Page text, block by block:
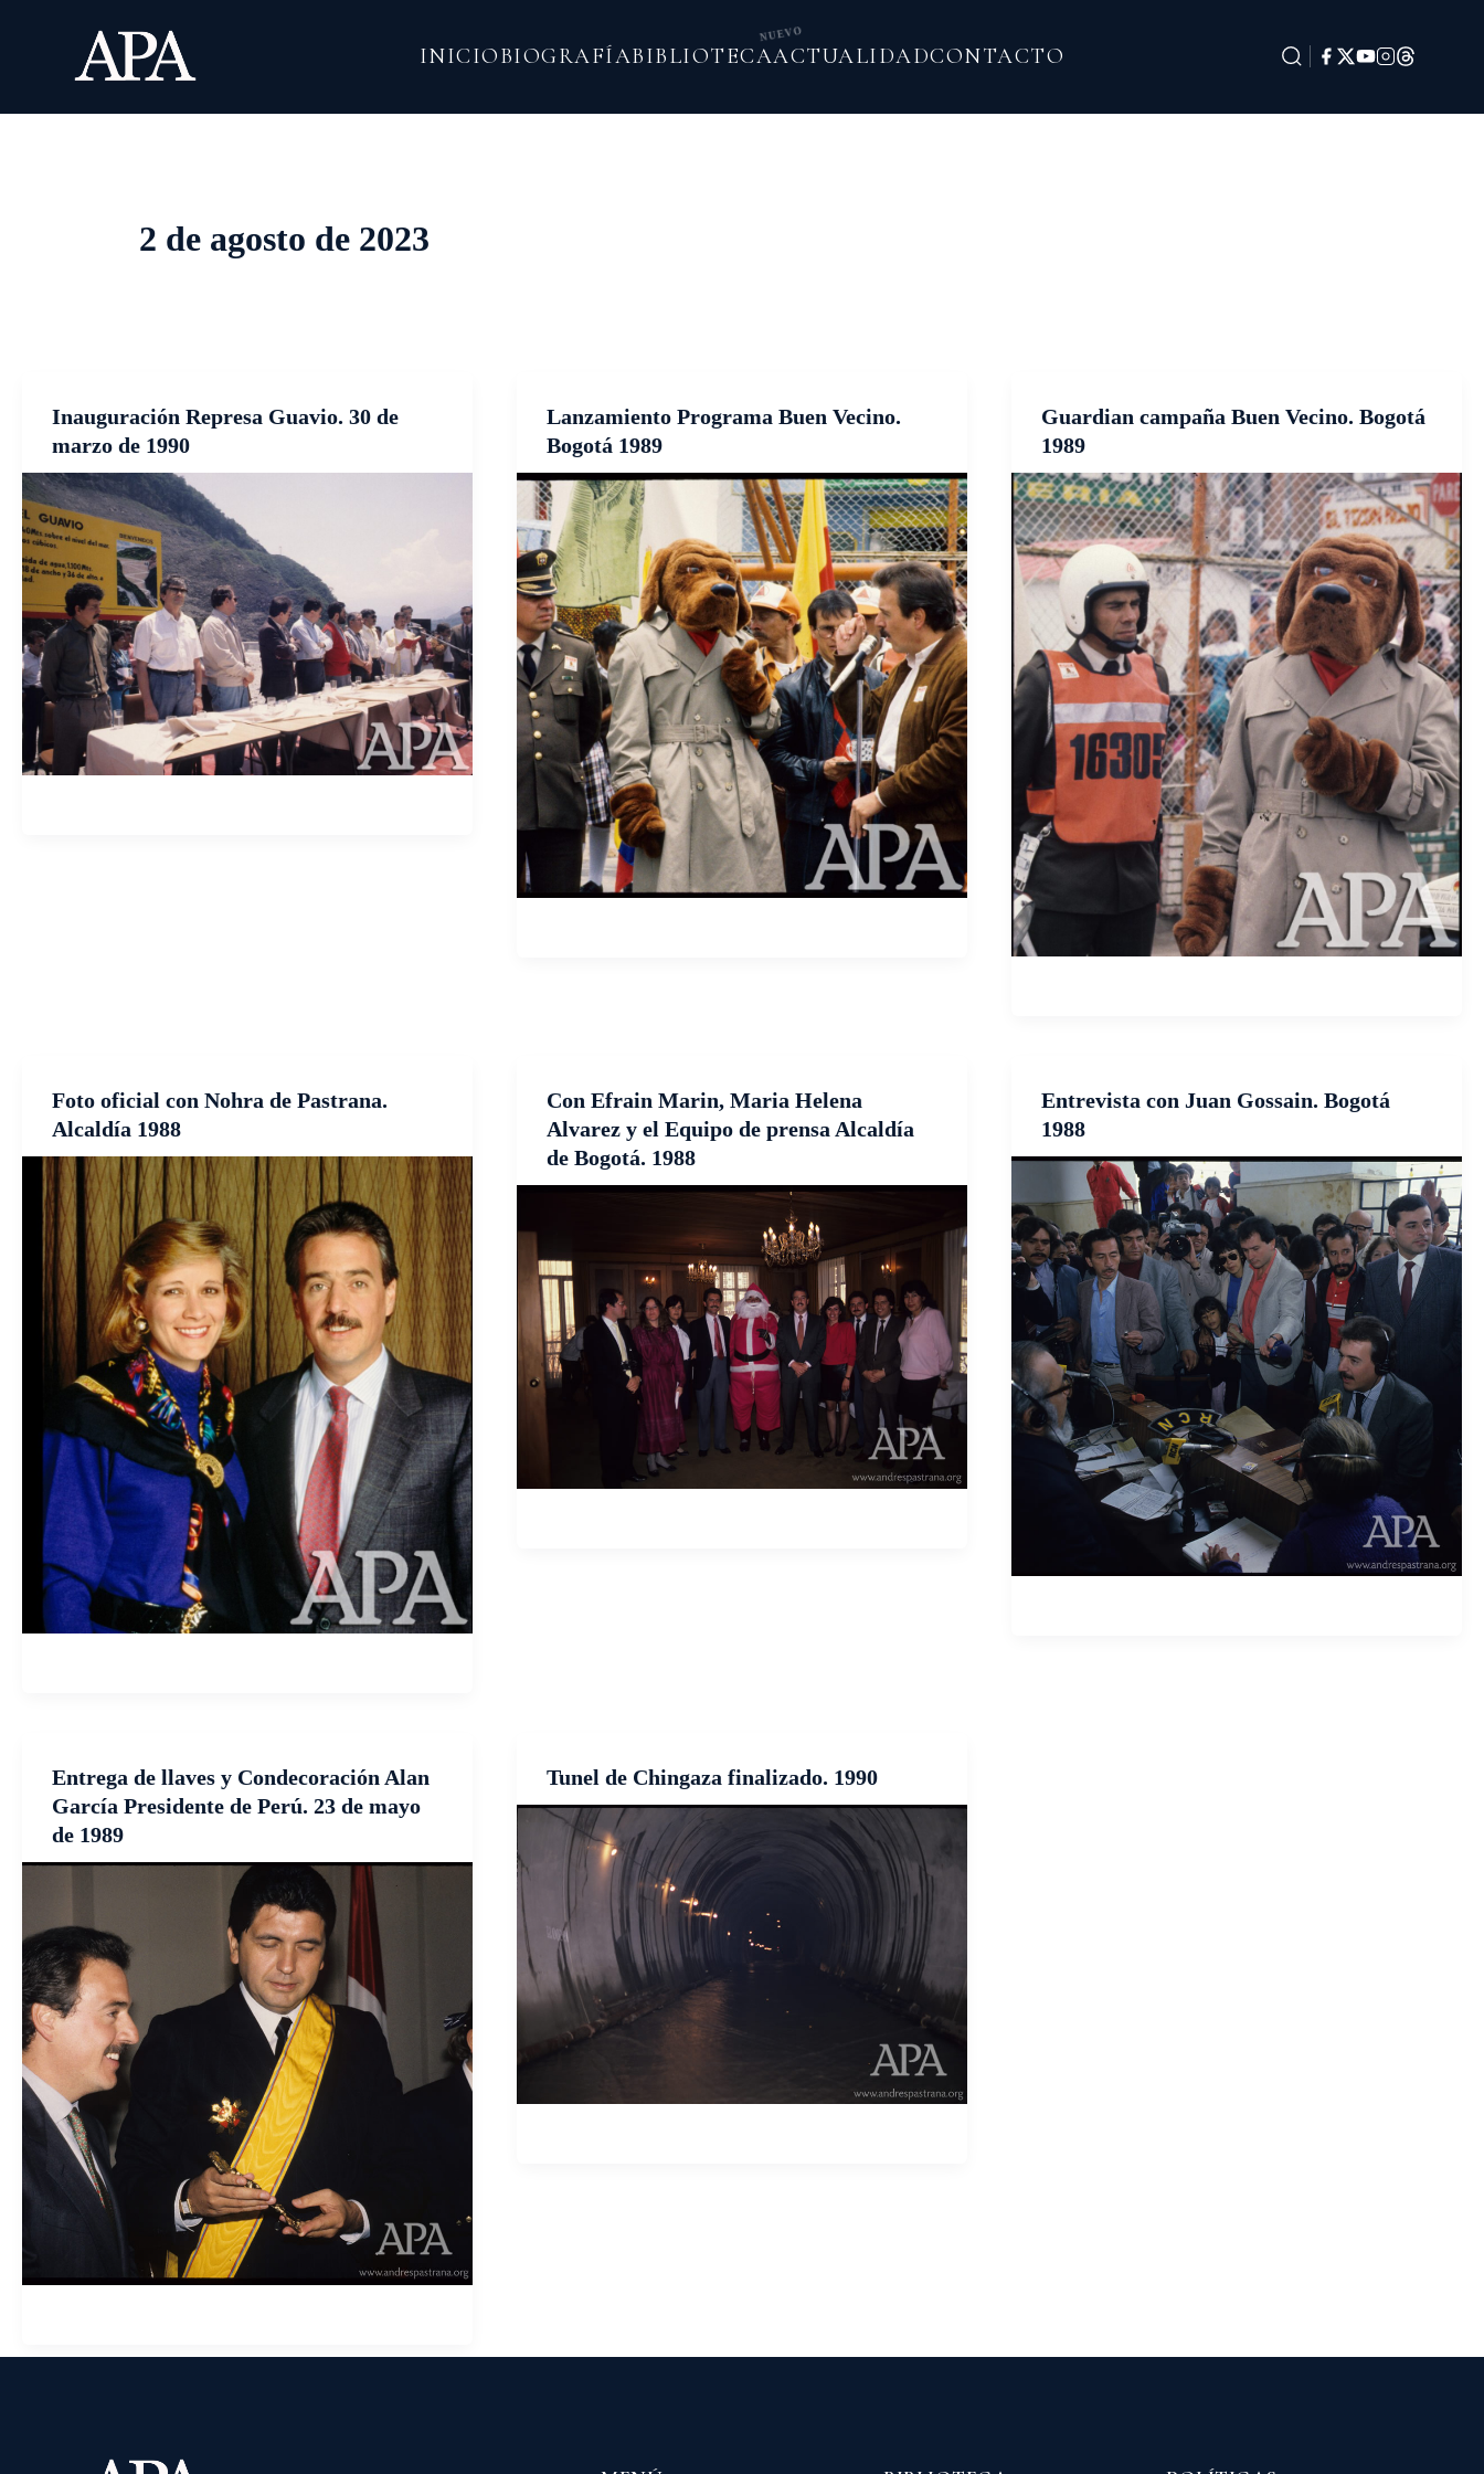
contenido
INICIOBIOGRAFÍABIBLIOTECA
NUEVO
ACTUALIDADCONTACTO
2 de agosto de 2023
Inauguración Represa Guavio. 30 de
marzo de 1990
Lanzamiento Programa Buen Vecino.
Bogotá 1989
Guardian campaña Buen Vecino. Bogotá
1989
Foto oficial con Nohra de Pastrana.
Alcaldía 1988
Con Efrain Marin, Maria Helena
Alvarez y el Equipo de prensa Alcaldía
de Bogotá. 1988
Entrevista con Juan Gossain. Bogotá
1988
Entrega de llaves y Condecoración Alan
García Presidente de Perú. 23 de mayo
de 1989
Tunel de Chingaza finalizado. 1990